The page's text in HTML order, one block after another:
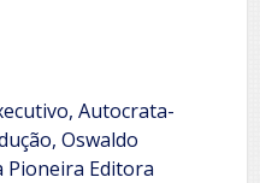
Autocrata-
Oswaldo
Pioneira Editora